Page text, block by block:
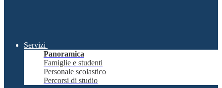
Servizi
Panoramica
Famiglie e studenti
Personale scolastico
Percorsi di studio